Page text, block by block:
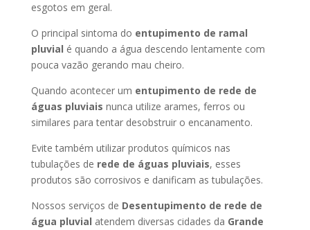
esgotos em geral.
O principal sintoma do entupimento de ramal
pluvial é quando a água descendo lentamente com
pouca vazão gerando mau cheiro.
Quando acontecer um entupimento de rede de
águas pluviais nunca utilize arames, ferros ou
similares para tentar desobstruir o encanamento.
Evite também utilizar produtos químicos nas
tubulações de rede de águas pluviais, esses
produtos são corrosivos e danificam as tubulações.
Nossos serviços de Desentupimento de rede de
água pluvial atendem diversas cidades da Grande